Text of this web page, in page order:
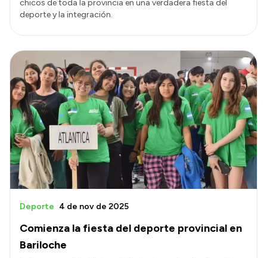
chicos de toda la provincia en una verdadera fiesta del
deporte y la integración.
Comienza la fiesta del deporte provincial en
Bariloche
Deporte 4 de nov de 2025